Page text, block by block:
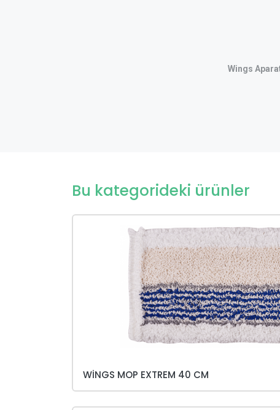
Wings
Bu kategorideki ürünler
WINGS MOP EXTREM 40 CM